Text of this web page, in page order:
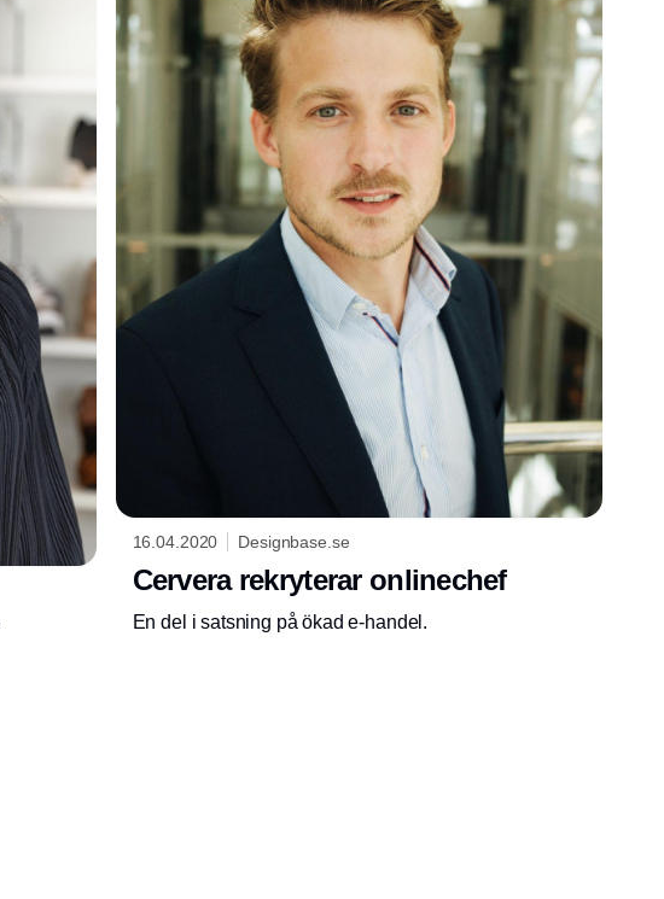
16.04.2020 Designbase.se
Cervera rekryterar onlinechef
En del i satsning på ökad e-handel.